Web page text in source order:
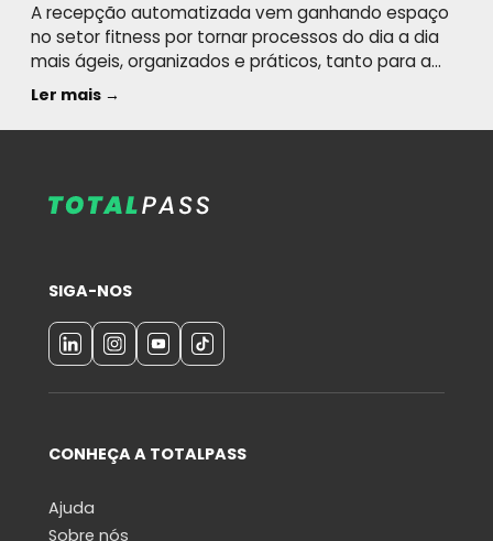
A recepção automatizada vem ganhando espaço
no setor fitness por tornar processos do dia a dia
mais ágeis, organizados e práticos, tanto para a
equipe quanto para quem frequenta o espaço.
cadastro, controle de acesso e pagamentos
Ler mais →
SIGA-NOS
CONHEÇA A TOTALPASS
Ajuda
Sobre nós